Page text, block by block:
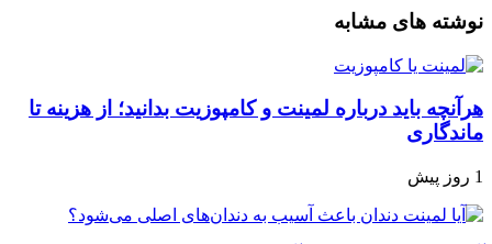
نوشته های مشابه
هرآنچه باید درباره لمینت و کامپوزیت بدانید؛ از هزینه تا
ماندگاری
1 روز پیش